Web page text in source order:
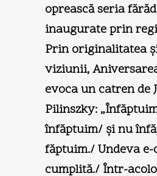
oprească seria
inaugurate prin
Prin originalitatea
viziunii,
evoca un catren de
Pilinszky:
înfăptuim/ şi nu
făptuim./ Undeva
cumplită./ Într-